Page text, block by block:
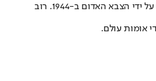
יש לציין כי ליטא צורפה לבריה"מ בקיץ 1940 בעקבות הסכמי ריבנטרופ-מולוטוב בין מוסקבה לברלין. היא נכבשה על ידי הנאצים שפלשו אליה במבצע ברברוסה ב-1941, ונכבשה חזרה על ידי הצבא האדום ב-1944. רוב